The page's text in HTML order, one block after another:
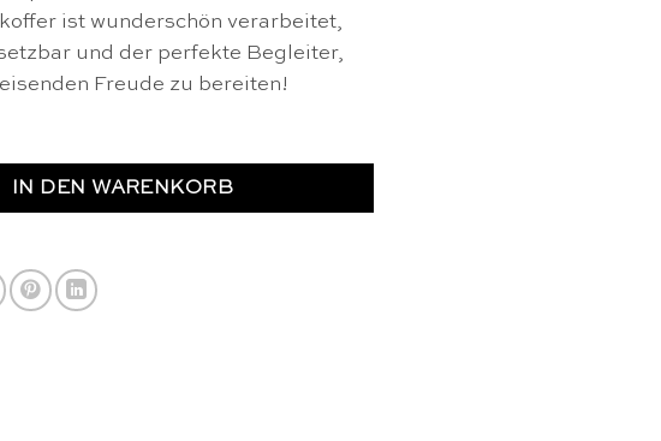
ist wunderschön verarbeitet,
und der perfekte Begleiter,
Freude zu bereiten!
IN DEN WARENKORB